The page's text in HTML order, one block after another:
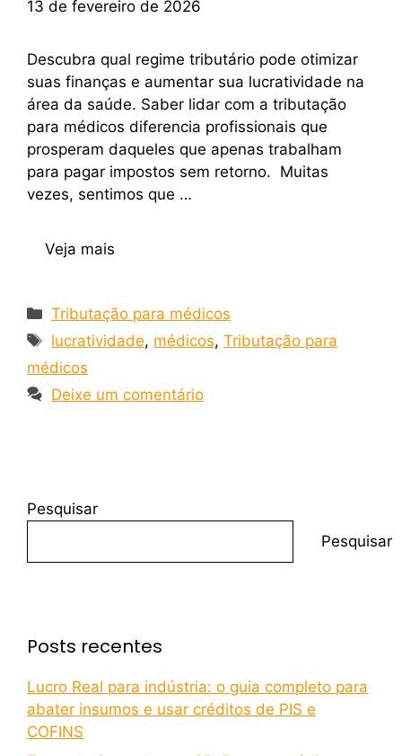
13 de fevereiro de 2026
Descubra qual regime tributário pode otimizar
suas finanças e aumentar sua lucratividade na
área da saúde. Saber lidar com a tributação
para médicos diferencia profissionais que
prosperam daqueles que apenas trabalham
para pagar impostos sem retorno. Muitas
vezes, sentimos que …
Veja mais
Tributação para médicos
lucratividade, médicos,Tributação para
médicos
Deixe um comentário
Pesquisar
Pesquisar
Posts recentes
Lucro Real para indústria: o guia completo para
abater insumos e usar créditos de PIS e
COFINS